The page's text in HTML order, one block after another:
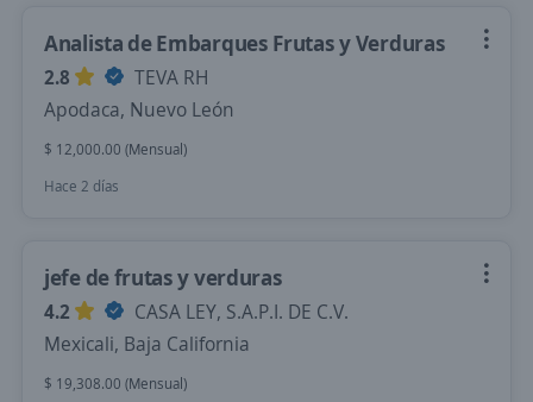
Analista de Embarques Frutas y Verduras
2.8
TEVA RH
Apodaca, Nuevo León
$ 12,000.00 (Mensual)
Hace 2 días
jefe de frutas y verduras
4.2
CASA LEY, S.A.P.I. DE C.V.
Mexicali, Baja California
$ 19,308.00 (Mensual)